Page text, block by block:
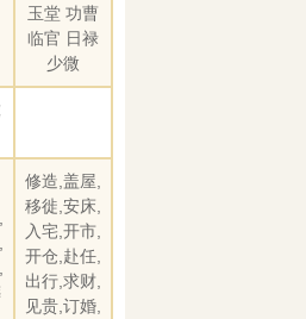
玉堂 功曹
临官 日禄
少微
修造,盖屋,
移徙,安床,
入宅,开市,
开仓,赴任,
出行,求财,
见贵,订婚,